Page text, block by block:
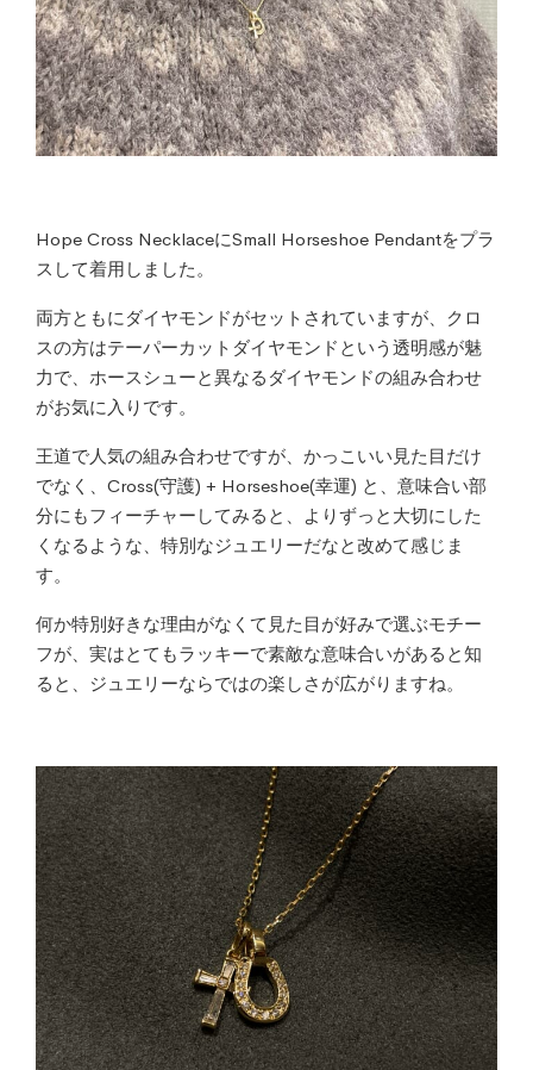
Hope Cross NecklaceにSmall Horseshoe Pendantをプラ
スして着用しました。
両方ともにダイヤモンドがセットされていますが、クロ
スの方はテーパーカットダイヤモンドという透明感が魅
力で、ホースシューと異なるダイヤモンドの組み合わせ
がお気に入りです。
王道で人気の組み合わせですが、かっこいい見た目だけ
でなく、Cross(守護) + Horseshoe(幸運) と、意味合い部
分にもフィーチャーしてみると、よりずっと大切にした
くなるような、特別なジュエリーだなと改めて感じま
す。
何か特別好きな理由がなくて見た目が好みで選ぶモチー
フが、実はとてもラッキーで素敵な意味合いがあると知
ると、ジュエリーならではの楽しさが広がりますね。